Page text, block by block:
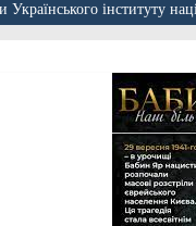
Українського інституту